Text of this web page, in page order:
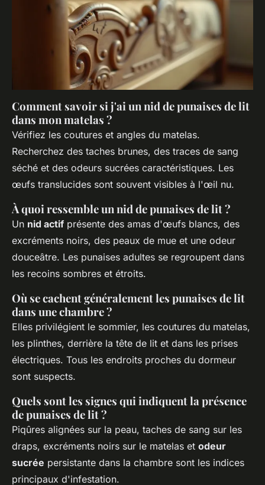
Comment savoir si j'ai un nid de punaises de lit
dans mon matelas ?
Vérifiez les coutures et angles du matelas.
Recherchez des taches brunes, des traces de sang
séché et des odeurs sucrées caractéristiques. Les
œufs translucides sont souvent visibles à l'œil nu.
À quoi ressemble un nid de punaises de lit ?
Un nid actif présente des amas d'œufs blancs, des
excréments noirs, des peaux de mue et une odeur
douceâtre. Les punaises adultes se regroupent dans
les recoins sombres et étroits.
Où se cachent généralement les punaises de lit
dans une chambre ?
Elles privilégient le sommier, les coutures du matelas,
les plinthes, derrière la tête de lit et dans les prises
électriques. Tous les endroits proches du dormeur
sont suspects.
Quels sont les signes qui indiquent la présence
de punaises de lit ?
Piqûres alignées sur la peau, taches de sang sur les
draps, excréments noirs sur le matelas et odeur
sucrée persistante dans la chambre sont les indices
principaux d'infestation.